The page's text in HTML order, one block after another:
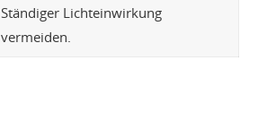
Ständiger Lichteinwirkung
vermeiden.